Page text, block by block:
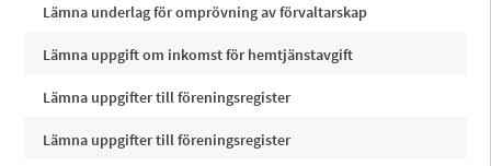
Lämna underlag för omprövning av förvaltarskap
Lämna uppgift om inkomst för hemtjänstavgift
Lämna uppgifter till föreningsregister
Lämna uppgifter till föreningsregister